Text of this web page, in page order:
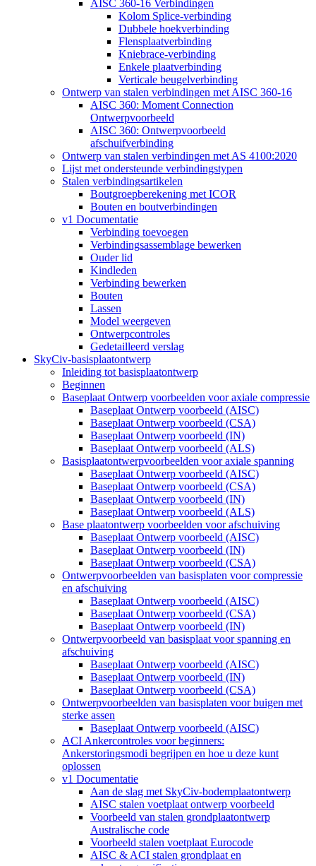
AISC 360-16 Verbindingen
Kolom Splice-verbinding
Dubbele hoekverbinding
Flensplaatverbinding
Kniebrace-verbinding
Enkele plaatverbinding
Verticale beugelverbinding
Ontwerp van stalen verbindingen met AISC 360-16
AISC 360: Moment Connection
Ontwerpvoorbeeld
AISC 360: Ontwerpvoorbeeld
afschuifverbinding
Ontwerp van stalen verbindingen met AS 4100:2020
Lijst met ondersteunde verbindingstypen
Stalen verbindingsartikelen
Boutgroepberekening met ICOR
Bouten en boutverbindingen
v1 Documentatie
Verbinding toevoegen
Verbindingsassemblage bewerken
Ouder lid
Kindleden
Verbinding bewerken
Bouten
Lassen
Model weergeven
Ontwerpcontroles
Gedetailleerd verslag
SkyCiv-basisplaatontwerp
Inleiding tot basisplaatontwerp
Beginnen
Baseplaat Ontwerp voorbeelden voor axiale compressie
Baseplaat Ontwerp voorbeeld (AISC)
Baseplaat Ontwerp voorbeeld (CSA)
Baseplaat Ontwerp voorbeeld (IN)
Baseplaat Ontwerp voorbeeld (ALS)
Basisplaatontwerpvoorbeelden voor axiale spanning
Baseplaat Ontwerp voorbeeld (AISC)
Baseplaat Ontwerp voorbeeld (CSA)
Baseplaat Ontwerp voorbeeld (IN)
Baseplaat Ontwerp voorbeeld (ALS)
Base plaatontwerp voorbeelden voor afschuiving
Baseplaat Ontwerp voorbeeld (AISC)
Baseplaat Ontwerp voorbeeld (IN)
Baseplaat Ontwerp voorbeeld (CSA)
Ontwerpvoorbeelden van basisplaten voor compressie
en afschuiving
Baseplaat Ontwerp voorbeeld (AISC)
Baseplaat Ontwerp voorbeeld (CSA)
Baseplaat Ontwerp voorbeeld (IN)
Ontwerpvoorbeeld van basisplaat voor spanning en
afschuiving
Baseplaat Ontwerp voorbeeld (AISC)
Baseplaat Ontwerp voorbeeld (IN)
Baseplaat Ontwerp voorbeeld (CSA)
Ontwerpvoorbeelden van basisplaten voor buigen met
sterke assen
Baseplaat Ontwerp voorbeeld (AISC)
ACI Ankercontroles voor beginners:
Ankerstoringsmodi begrijpen en hoe u deze kunt
oplossen
v1 Documentatie
Aan de slag met SkyCiv-bodemplaatontwerp
AISC stalen voetplaat ontwerp voorbeeld
Voorbeeld van stalen grondplaatontwerp
Australische code
Voorbeeld stalen voetplaat Eurocode
AISC & ACI stalen grondplaat en